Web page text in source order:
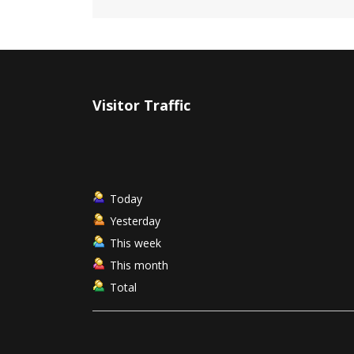
Visitor Traffic
Today
Yesterday
This week
This month
Total